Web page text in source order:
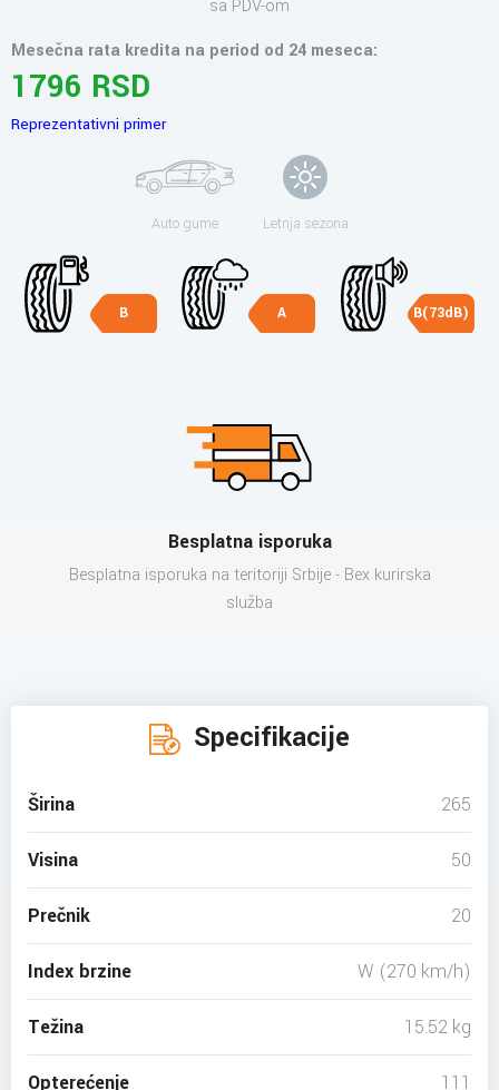
sa PDV-om
Mesečna rata kredita na period od 24 meseca:
1796 RSD
Reprezentativni primer
Auto gume Letnja sezona
B A B(73dB)
Besplatna isporuka
Besplatna isporuka na teritoriji Srbije - Bex kurirska
služba
Specifikacije
Širina 265
Visina 50
Prečnik 20
Index brzine W (270 km/h)
Težina 15.52 kg
Opterećenje 111